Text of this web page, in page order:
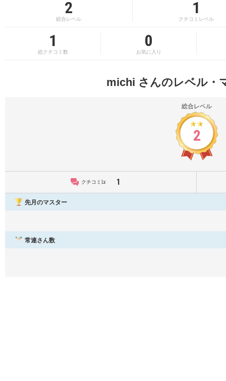
2
総合レベル
1
クチコミレベル
1
総クチコミ数
0
お気に入り
michi さんのレベル・
総合レベル
2
クチコミLv. 1
先月のマスター
常連さん数